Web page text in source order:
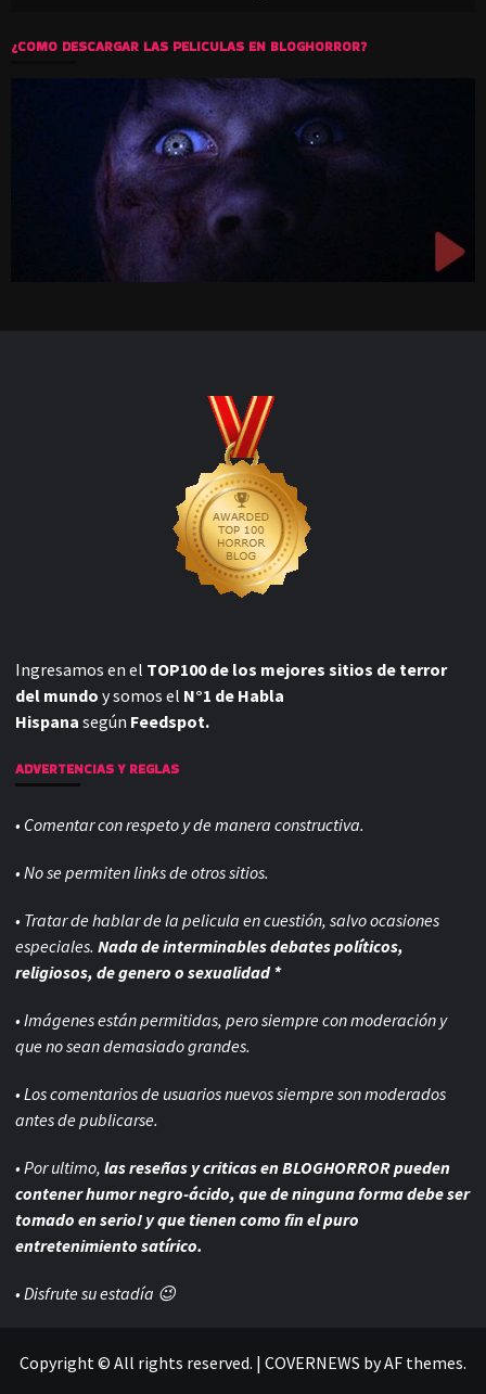
¿COMO DESCARGAR LAS PELICULAS EN BLOGHORROR?
Ingresamos en el TOP100 de los mejores sitios de terror
del mundo y somos el N°1 de Habla
Hispana según Feedspot.
ADVERTENCIAS Y REGLAS
• Comentar con respeto y de manera constructiva.
• No se permiten links de otros sitios.
• Tratar de hablar de la pelicula en cuestión, salvo ocasiones
especiales. Nada de interminables debates políticos,
religiosos, de genero o sexualidad *
• Imágenes están permitidas, pero siempre conmoderación y
que no sean demasiado grandes.
• Los comentarios de usuarios nuevos siempre son moderados
antes de publicarse.
• Por ultimo, las reseñas y criticas en BLOGHORROR pueden
contener humor negro-ácido, que de ninguna forma debe ser
tomado en serio! y que tienen como fin el puro
entretenimiento satírico.
• Disfrute su estadía 😉
Copyright © All rights reserved. | COVERNEWS by AF themes.